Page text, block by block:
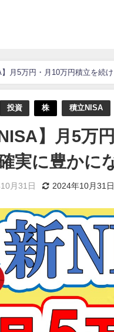
】月5万円・月10万円積立を続
投資 株 積立NISA
NISA】月5万
実に豊かに
月31日 2024年10月31日